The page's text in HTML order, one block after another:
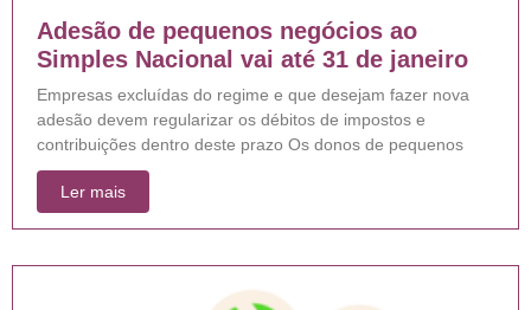
Adesão de pequenos negócios ao
Simples Nacional vai até 31 de janeiro
Empresas excluídas do regime e que desejam fazer nova
adesão devem regularizar os débitos de impostos e
contribuições dentro deste prazo Os donos de pequenos
Ler mais